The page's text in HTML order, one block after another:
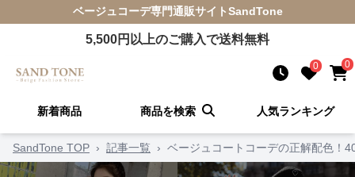
ベージュコーデ専門通販サイトSandTone
5,500円以上のご購入で送料無料
0 0
新着商品 商品を検索 人気ランキング
SandTone TOP › 記事一覧 › ベージュコートコーデの正解配色！